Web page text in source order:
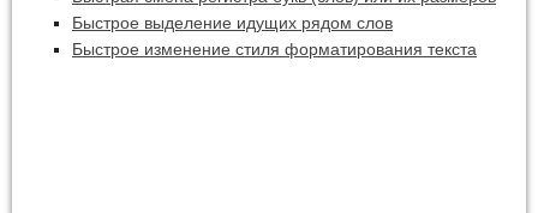
Быстрое выделение идущих рядом слов
Быстрое изменение стиля форматирования текста